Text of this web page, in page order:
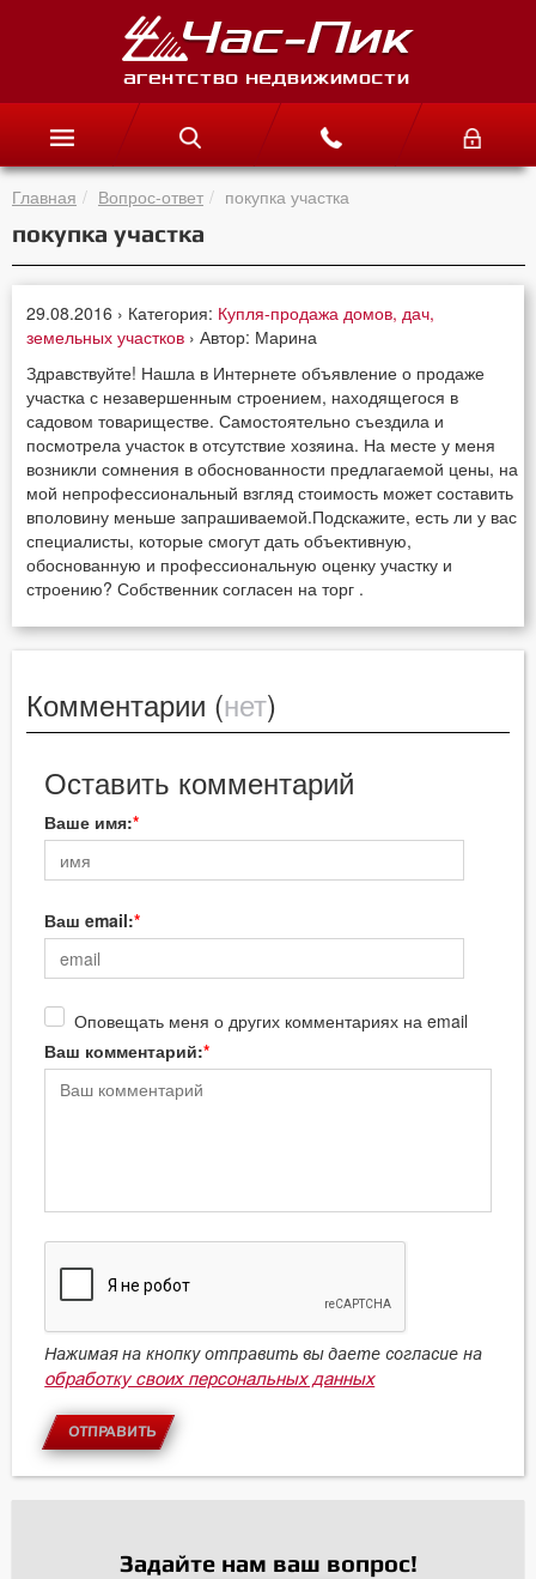
Главная Вопрос-ответ покупка участка
покупка участка
29.08.2016 › Категория: Купля-продажа домов, дач,
земельных участков › Автор: Марина
Здравствуйте! Нашла в Интернете объявление о продаже
участка с незавершенным строением, находящегося в
садовом товариществе. Самостоятельно съездила и
посмотрела участок в отсутствие хозяина. На месте у меня
возникли сомнения в обоснованности предлагаемой цены, на
мой непрофессиональный взгляд стоимость может составить
вполовину меньше запрашиваемой.Подскажите, есть ли у вас
специалисты, которые смогут дать объективную,
обоснованную и профессиональную оценку участку и
строению? Собственник согласен на торг .
Комментарии (нет)
Оставить комментарий
Ваше имя:
Ваш email:
Оповещать меня о других комментариях на email
Ваш комментарий:
Нажимая на кнопку отправить вы даете согласие на
обработку своих персональных данных
ОТПРАВИТЬ
Задайте нам ваш вопрос!